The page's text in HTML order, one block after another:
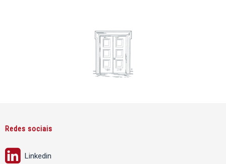
Redes sociais
Linkedin